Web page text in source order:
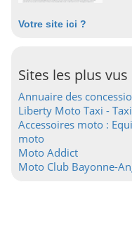
Votre site ici ?
Sites les plus vus
Annuaire des
Liberty Moto Taxi -
Accessoires moto :
moto
Moto Addict
Moto Club Bayonne-